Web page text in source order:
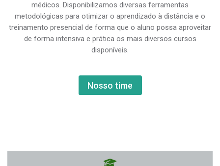
médicos. Disponibilizamos diversas ferramentas
metodológicas para otimizar o aprendizado à distância e o
treinamento presencial de forma que o aluno possa aproveitar
de forma intensiva e prática os mais diversos cursos
disponíveis.
Nosso time